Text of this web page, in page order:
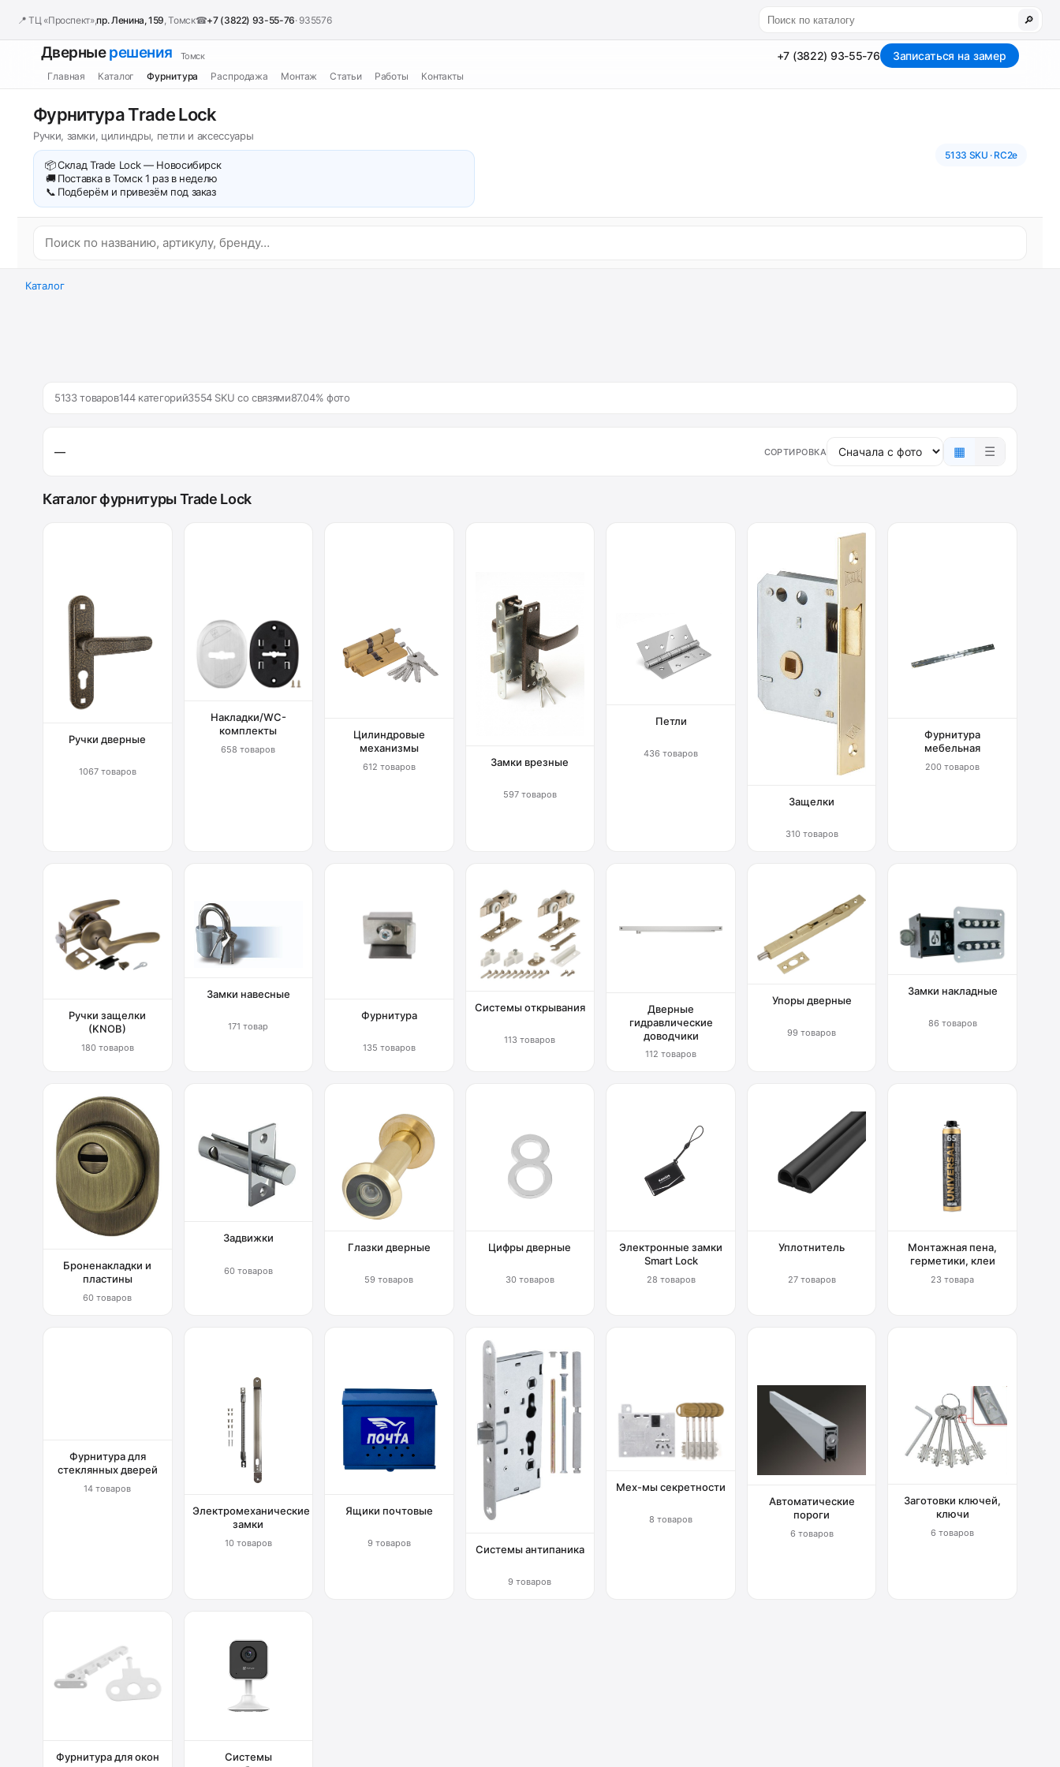
📍 ТЦ «Проспект»,пр. Ленина, 159 , Томск☎+7 (3822) 93-55-76· 935576 🔎
Дверныерешения Томск
Главная Каталог Фурнитура Распродажа Монтаж Статьи Работы Контакты
+7 (3822) 93-55-76 Записаться на замер
Фурнитура Trade Lock
Ручки, замки, цилиндры, петли и аксессуары
📦Склад Trade Lock — Новосибирск
🚚 Поставка в Томск 1 раз в неделю
📞 Подберём и привезём под заказ
5133 SKU · RC2e
Каталог
5133 товаров144 категорий3554 SKU со связями87.04% фото
— СОРТИРОВКА ▦ ☰
Каталог фурнитуры Trade Lock
Ручки дверные
1067 товаров
Накладки/WC-
комплекты
658 товаров
Цилиндровые
механизмы
612 товаров Замки врезные
597 товаров
Петли
436 товаров
Защелки
310 товаров
Фурнитура
мебельная
200 товаров
Ручки защелки
(KNOB)
180 товаров
Замки навесные
171 товар
Фурнитура
135 товаров
Системы открывания
113 товаров
Дверные
гидравлические
доводчики
112 товаров
Упоры дверные
99 товаров
Замки накладные
86 товаров
Броненакладки и
пластины
60 товаров
Задвижки
60 товаров
Глазки дверные
59 товаров
Цифры дверные
30 товаров
Электронные замки
Smart Lock
28 товаров
Уплотнитель
27 товаров
Монтажная пена,
герметики, клеи
23 товара
Фурнитура для
стеклянных дверей
14 товаров
Электромеханические
замки
10 товаров
Ящики почтовые
9 товаров Системы антипаника
9 товаров
Мех-мы секретности
8 товаров
Автоматические
пороги
6 товаров
Заготовки ключей,
ключи
6 товаров
Фурнитура для окон
Системы